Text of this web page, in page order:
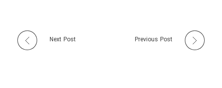
Previous Post
Next Post